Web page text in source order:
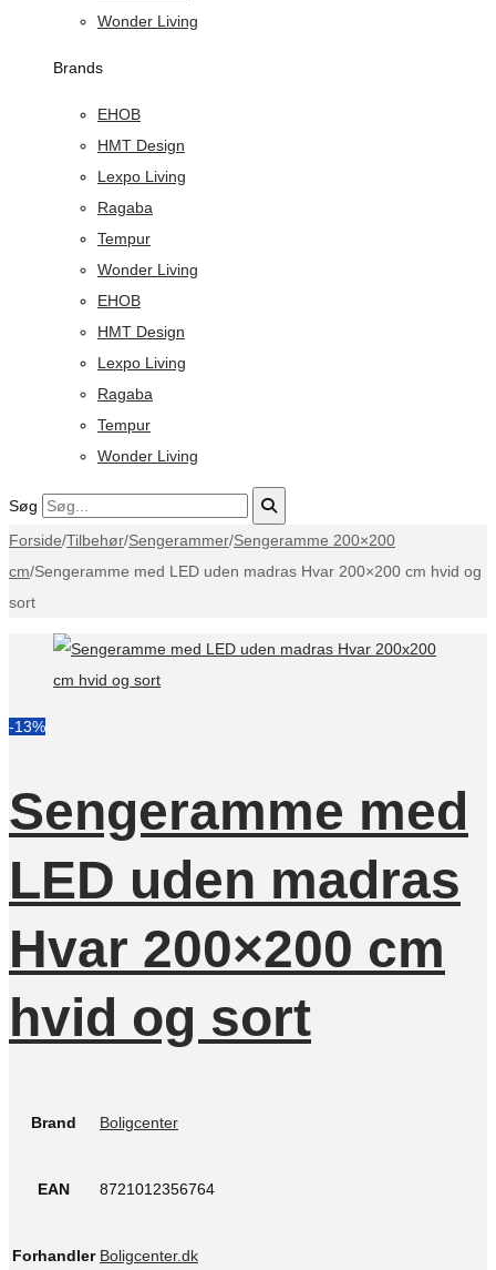
Wonder Living
Brands
EHOB
HMT Design
Lexpo Living
Ragaba
Tempur
Wonder Living
EHOB
HMT Design
Lexpo Living
Ragaba
Tempur
Wonder Living
Søg
Forside/Tilbehør/Sengerammer/Sengeramme 200×200
cm/Sengeramme med LED uden madras Hvar 200×200 cm hvid og
sort
-13%
Sengeramme med
LED uden madras
Hvar 200×200 cm
hvid og sort
Brand Boligcenter
EAN 8721012356764
Forhandler Boligcenter.dk